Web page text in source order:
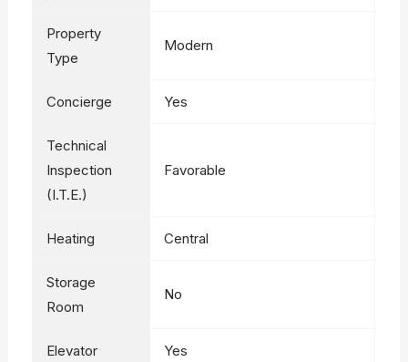
Property
Type
Modern
Concierge Yes
Technical
Inspection
(I.T.E.)
Favorable
Heating Central
Storage
Room
No
Elevator Yes